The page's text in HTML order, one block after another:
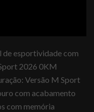
de esportividade com
2026 0KM
Versão M Sport
com acabamento
com memória